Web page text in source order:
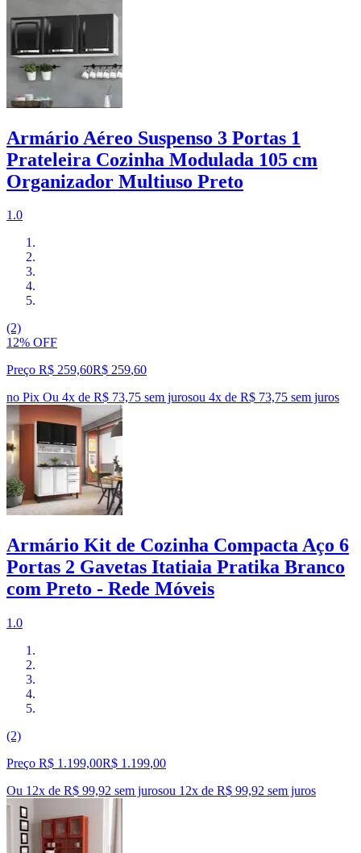
Armário Aéreo Suspenso 3 Portas 1
Prateleira Cozinha Modulada 105 cm
Organizador Multiuso Preto
1.0
(2)
12% OFF
Preço R$ 259,60R$ 259,60
no Pix Ou 4x de R$ 73,75 sem jurosou 4x de R$ 73,75 sem juros
Armário Kit de Cozinha Compacta Aço 6
Portas 2 Gavetas Itatiaia Pratika Branco
com Preto - Rede Móveis
1.0
(2)
Preço R$ 1.199,00R$ 1.199,00
Ou 12x de R$ 99,92 sem jurosou 12x de R$ 99,92 sem juros